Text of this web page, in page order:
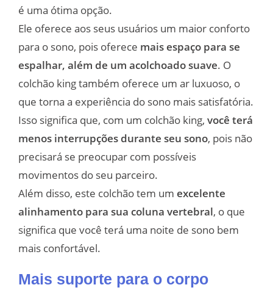
é uma ótima opção.
Ele oferece aos seus usuários um maior conforto
para o sono, pois oferece mais espaço para se
espalhar, além de um acolchoado suave. O
colchão king também oferece um ar luxuoso, o
que torna a experiência do sono mais satisfatória.
Isso significa que, com um colchão king, você terá
menos interrupções durante seu sono, pois não
precisará se preocupar com possíveis
movimentos do seu parceiro.
Além disso, este colchão tem um excelente
alinhamento para sua coluna vertebral, o que
significa que você terá uma noite de sono bem
mais confortável.
Mais suporte para o corpo